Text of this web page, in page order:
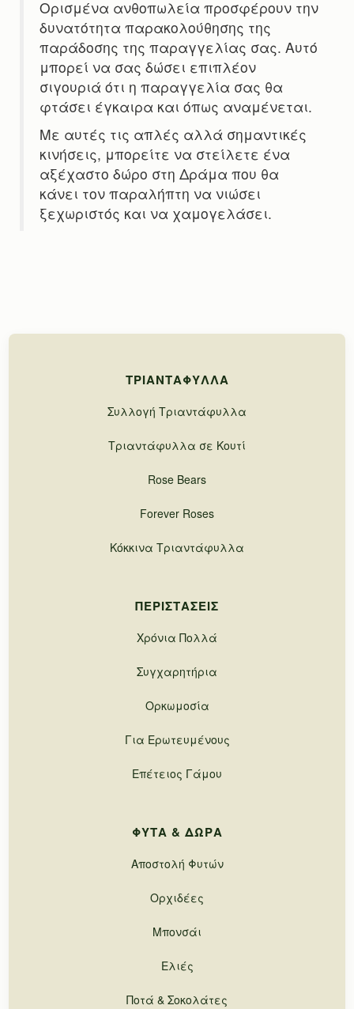
Ορισμένα ανθοπωλεία προσφέρουν την
δυνατότητα παρακολούθησης της
παράδοσης της παραγγελίας σας. Αυτό
μπορεί να σας δώσει επιπλέον
σιγουριά ότι η παραγγελία σας θα
φτάσει έγκαιρα και όπως αναμένεται.
Με αυτές τις απλές αλλά σημαντικές
κινήσεις, μπορείτε να στείλετε ένα
αξέχαστο δώρο στη Δράμα που θα
κάνει τον παραλήπτη να νιώσει
ξεχωριστός και να χαμογελάσει.
ΤΡΙΑΝΤΆΦΥΛΛΑ
Συλλογή Τριαντάφυλλα
Τριαντάφυλλα σε Κουτί
Rose Bears
Forever Roses
Κόκκινα Τριαντάφυλλα
ΠΕΡΙΣΤΆΣΕΙΣ
Χρόνια Πολλά
Συγχαρητήρια
Ορκωμοσία
Για Ερωτευμένους
Επέτειος Γάμου
ΦΥΤΆ & ΔΏΡΑ
Αποστολή Φυτών
Ορχιδέες
Μπονσάι
Ελιές
Ποτά & Σοκολάτες